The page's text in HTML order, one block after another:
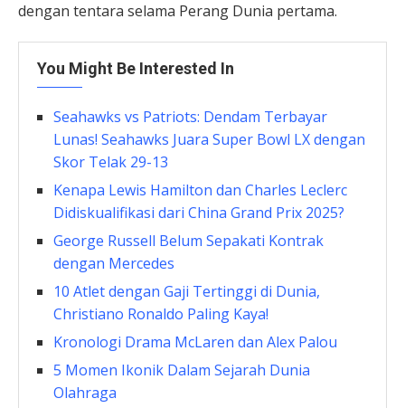
dengan tentara selama Perang Dunia pertama.
You Might Be Interested In
Seahawks vs Patriots: Dendam Terbayar
Lunas! Seahawks Juara Super Bowl LX dengan
Skor Telak 29-13
Kenapa Lewis Hamilton dan Charles Leclerc
Didiskualifikasi dari China Grand Prix 2025?
George Russell Belum Sepakati Kontrak
dengan Mercedes
10 Atlet dengan Gaji Tertinggi di Dunia,
Christiano Ronaldo Paling Kaya!
Kronologi Drama McLaren dan Alex Palou
5 Momen Ikonik Dalam Sejarah Dunia
Olahraga